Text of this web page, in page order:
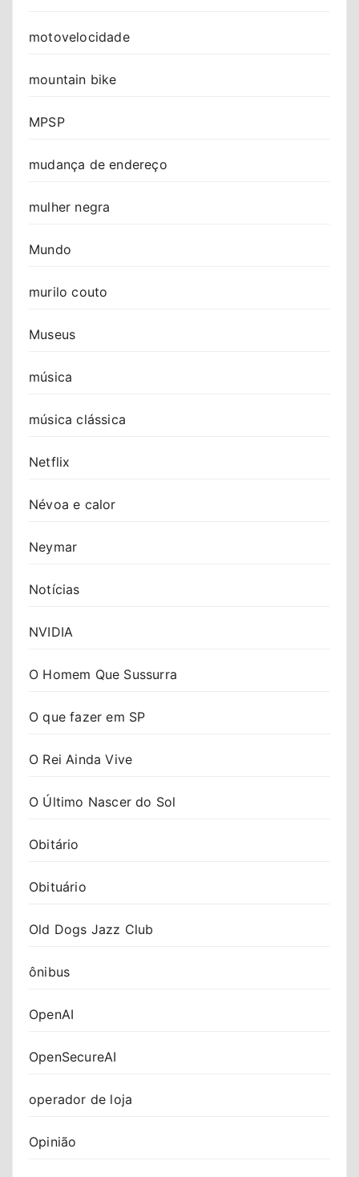
motovelocidade
mountain bike
MPSP
mudança de endereço
mulher negra
Mundo
murilo couto
Museus
música
música clássica
Netflix
Névoa e calor
Neymar
Notícias
NVIDIA
O Homem Que Sussurra
O que fazer em SP
O Rei Ainda Vive
O Último Nascer do Sol
Obitário
Obituário
Old Dogs Jazz Club
ônibus
OpenAI
OpenSecureAI
operador de loja
Opinião